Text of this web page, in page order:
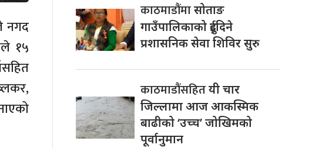
नगद
१५
काठमाडौंमासोताङ
गाउँपालिकाको दुईदिने
प्रशासनिक सेवा शिविर सुरु
काठमाडौंसहितयी चार
जिल्लामा आज आकस्मिक
बाढीको ‘उच्च’ जोखिमको
पूर्वानुमान